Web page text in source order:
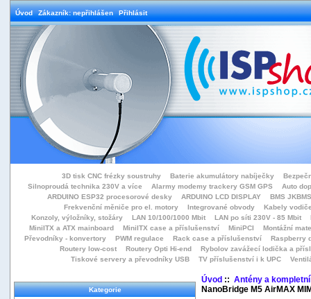
Úvod Zákazník: nepřihlášen Přihlásit
3D tisk CNC frézky soustruhy Baterie akumulátory nabíječky
Silnoproudá technika 230V a více
Alarmy modemy trackery GSM GPS
Auto
ARDUINO ESP32 procesorové desky
ARDUINO LCD DISPLAY
BMS
Frekvenční měniče pro el. motory
Integrované obvody
Kabely
Konzoly, výložníky, stožáry
LAN 10/100/1000 Mbit LAN po síti 230V - 85 Mbit
MiniITX a ATX mainboard
MiniITX case a příslušenství MiniPCI
Montážní
Převodníky - konvertory
PWM regulace Rack case a příslušenství
Raspberry
Routery low-cost
Routery Opti Hi-end
Rybolov zavážecí lodička a přísl
Tiskové servery a převodníky USB
TV příslušenství i k UPC
Kategorie
Úvod:: Antény a
NanoBridge M5 AirMAX